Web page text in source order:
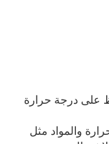
على درجة حرارة
والمواد مثل